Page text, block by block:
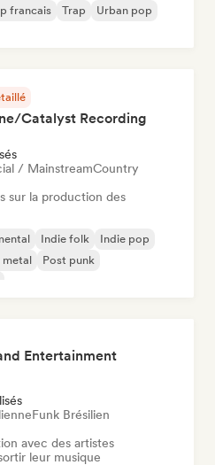
francais Trap
Urban pop
Catalyst Recording
/ MainstreamCountry
sur la production des
Indie folk
Indie pop
metal
Post punk
Entertainment
Funk Brésilien
avec des artistes
leur musique